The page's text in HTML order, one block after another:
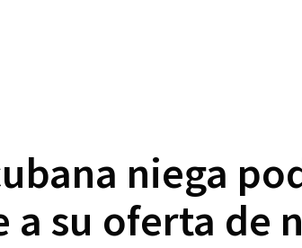
niega
a su oferta de